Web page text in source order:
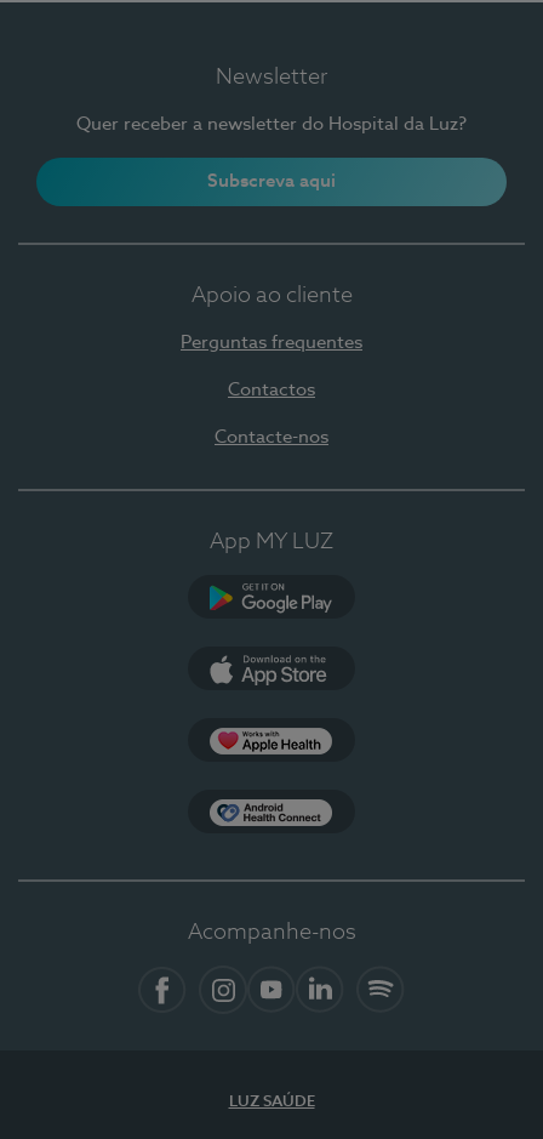
Newsletter
Quer receber a newsletter do Hospital da Luz?
Subscreva aqui
Apoio ao cliente
Perguntas frequentes
Contactos
Contacte-nos
App MY LUZ
Acompanhe-nos
LUZ SAÚDE